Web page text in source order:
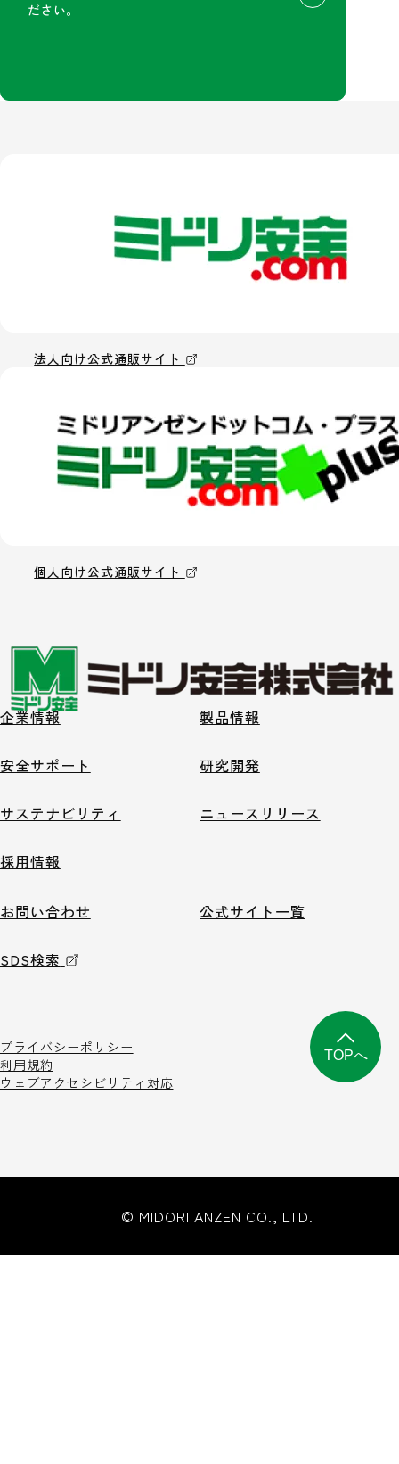
ださい。
法人向け公式通販サイト
個人向け公式通販サイト
企業情報 製品情報
安全サポート 研究開発
サステナビリティ ニュースリリース
採用情報
お問い合わせ 公式サイト一覧
SDS検索
プライバシーポリシー
利用規約
ウェブアクセシビリティ対応
© MIDORI ANZEN CO., LTD.
TOPへ